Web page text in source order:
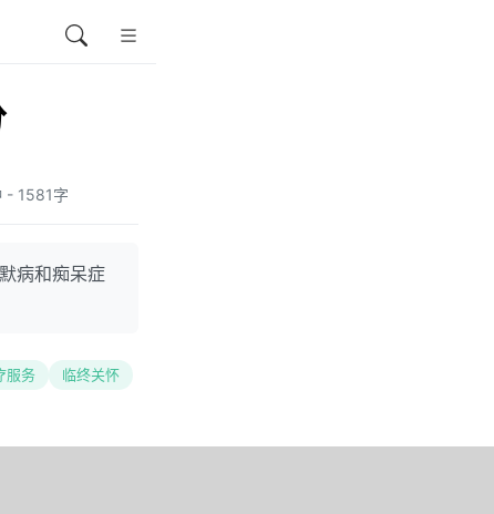
1581字
病和痴呆症
服务
临终关怀